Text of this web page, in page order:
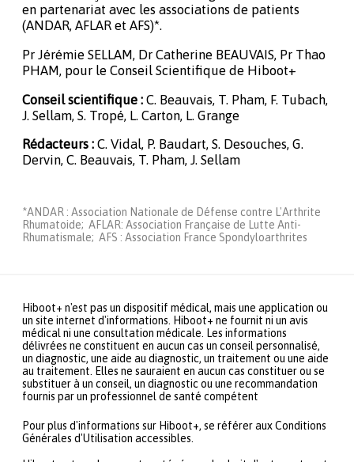
en partenariat avec les associations de patients
(ANDAR, AFLAR et AFS)*.
Pr Jérémie SELLAM, Dr Catherine BEAUVAIS, Pr Thao
PHAM, pour le Conseil Scientifique de Hiboot+
Conseil scientifique : C. Beauvais, T. Pham, F. Tubach,
J. Sellam, S. Tropé, L. Carton, L. Grange
Rédacteurs : C. Vidal, P. Baudart, S. Desouches, G.
Dervin, C. Beauvais, T. Pham, J. Sellam
*ANDAR : Association Nationale de Défense contre L'Arthrite
Rhumatoide; AFLAR: Association Française de Lutte Anti-
Rhumatismale; AFS : Association France Spondyloarthrites
Hiboot+ n'est pas un dispositif médical, mais une application ou
un site internet d'informations. Hiboot+ ne fournit ni un avis
médical ni une consultation médicale. Les informations
délivrées ne constituent en aucun cas un conseil personnalisé,
un diagnostic, une aide au diagnostic, un traitement ou une aide
au traitement. Elles ne sauraient en aucun cas constituer ou se
substituer à un conseil, un diagnostic ou une recommandation
fournis par un professionnel de santé compétent
Pour plus d'informations sur Hiboot+, se référer aux Conditions
Générales d'Utilisation accessibles.